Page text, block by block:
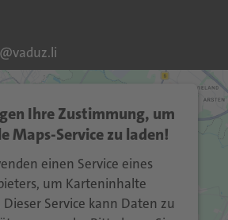
Ihre Zustimmung, um
Maps-Service zu laden!
einen Service eines
um Karteninhalte
Service kann Daten zu